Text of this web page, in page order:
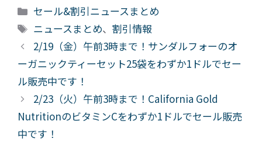
カ
テ
ゴ
リ
ー
セール&割引ニュースまとめ
タ
グ
ニュースまとめ、割引情報
2/19（金）午前3時まで！サンダルフォーのオ
ーガニックティーセット25袋をわずか1ドルでセー
ル販売中です！
2/23（火）午前3時まで！California Gold
NutritionのビタミンCをわずか1ドルでセール販売
中です！